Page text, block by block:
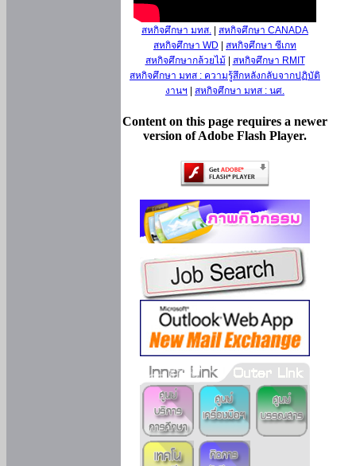
สหกิจศึกษา มทส.
สหกิจศึกษา CANADA
สหกิจศึกษา WD
สหกิจศึกษา ซีเกท
สหกิจศึกษากล้วยไม้
สหกิจศึกษา RMIT
สหกิจศึกษา มทส : ความรู้สึกหลังกลับจากปฏิบัติ
งานฯ
สหกิจศึกษา มทส : นศ.
Content on this page requires a newer
version of Adobe Flash Player.